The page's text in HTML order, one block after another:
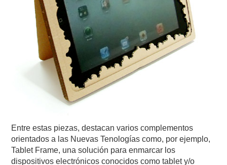
Entre estas piezas, destacan varios complementos
orientados a las Nuevas Tenologías como, por ejemplo,
Tablet Frame, una solución para enmarcar los
dispositivos electrónicos conocidos como tablet y/o